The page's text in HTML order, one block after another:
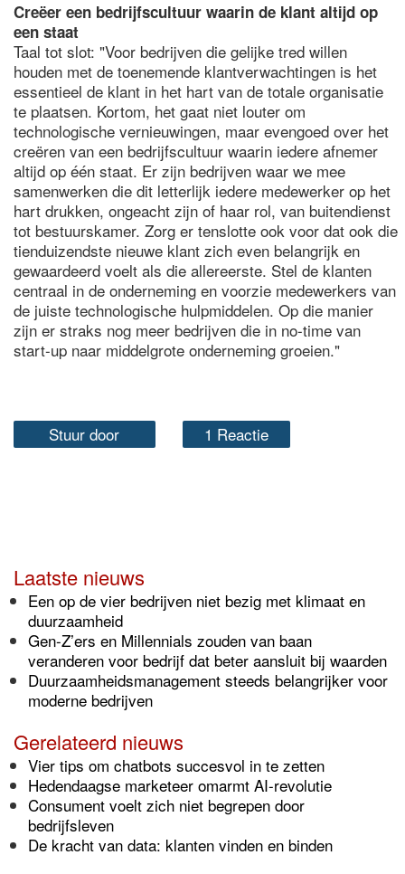
Creëer een bedrijfscultuur waarin de klant altijd op
een staat
Taal tot slot: "Voor bedrijven die gelijke tred willen
houden met de toenemende klantverwachtingen is het
essentieel de klant in het hart van de totale organisatie
te plaatsen. Kortom, het gaat niet louter om
technologische vernieuwingen, maar evengoed over het
creëren van een bedrijfscultuur waarin iedere afnemer
altijd op één staat. Er zijn bedrijven waar we mee
samenwerken die dit letterlijk iedere medewerker op het
hart drukken, ongeacht zijn of haar rol, van buitendienst
tot bestuurskamer. Zorg er tenslotte ook voor dat ook die
tienduizendste nieuwe klant zich even belangrijk en
gewaardeerd voelt als die allereerste. Stel de klanten
centraal in de onderneming en voorzie medewerkers van
de juiste technologische hulpmiddelen. Op die manier
zijn er straks nog meer bedrijven die in no-time van
start-up naar middelgrote onderneming groeien."
Stuur door 1 Reactie
Laatste nieuws
Een op de vier bedrijven niet bezig met klimaat en
duurzaamheid
Gen-Z’ers en Millennials zouden van baan
veranderen voor bedrijf dat beter aansluit bij waarden
Duurzaamheidsmanagement steeds belangrijker voor
moderne bedrijven
Gerelateerd nieuws
Vier tips om chatbots succesvol in te zetten
Hedendaagse marketeer omarmt AI-revolutie
Consument voelt zich niet begrepen door
bedrijfsleven
De kracht van data: klanten vinden en binden